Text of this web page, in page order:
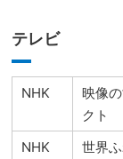
テレビ
NHK
映像
クト
NHK
世界